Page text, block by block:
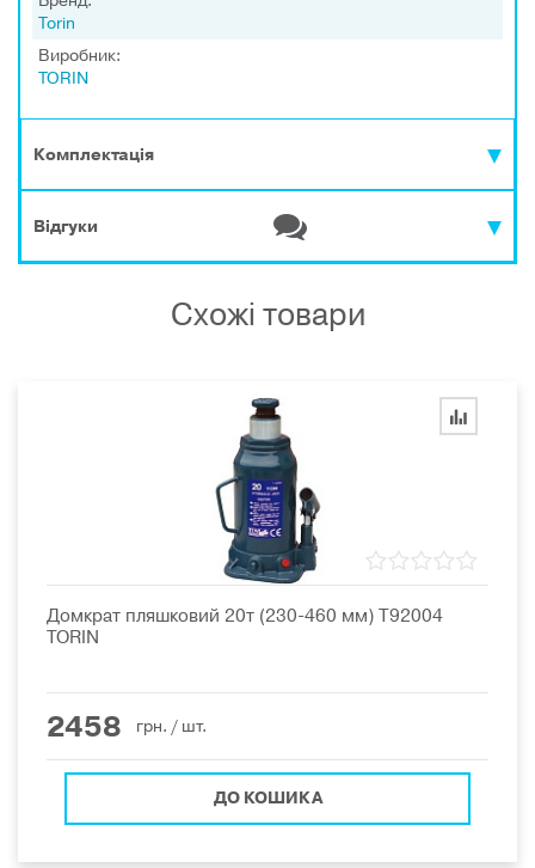
Torin
Виробник:
TORIN
Комплектація
Відгуки
Схожі товари
Домкрат пляшковий 20т (230-460 мм) T92004
TORIN
2458 грн. / шт.
ДО КОШИКА